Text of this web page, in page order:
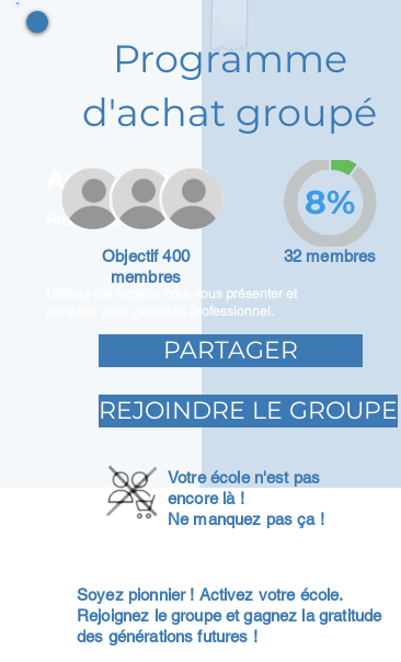
Adam Caar
Promoteur
Utilisez cet espace pour vous présenter et
partager votre parcours professionnel.
Programme
d'achat groupé
Objectif 400
membres
32 membres
8%
PARTAGER
REJOINDRE LE GROUPE
Votre école n'est pas
encore là !
Ne manquez pas ça !
Soyez pionnier ! Activez votre école.
Rejoignez le groupe et gagnez la gratitude
des générations futures !